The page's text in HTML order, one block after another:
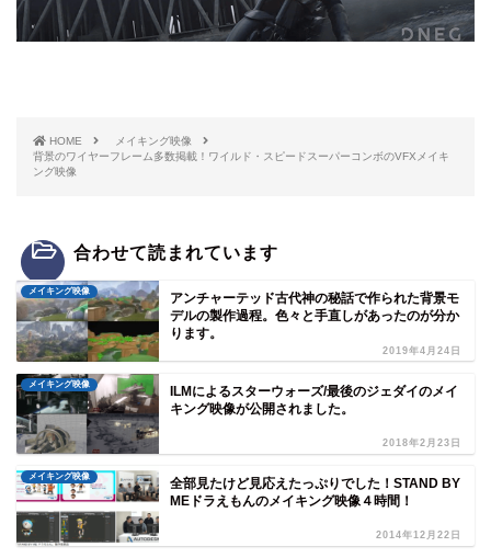
HOME
メイキング映像
背景のワイヤーフレーム多数掲載！ワイルド・スピードスーパーコンボのVFXメイキ
ング映像
合わせて読まれています
メイキング映像
アンチャーテッド古代神の秘話で作られた背景モ
デルの製作過程。色々と手直しがあったのが分か
ります。
2019年4月24日
メイキング映像
ILMによるスターウォーズ/最後のジェダイのメイ
キング映像が公開されました。
2018年2月23日
メイキング映像
全部見たけど見応えたっぷりでした！STAND BY
MEドラえもんのメイキング映像４時間！
2014年12月22日